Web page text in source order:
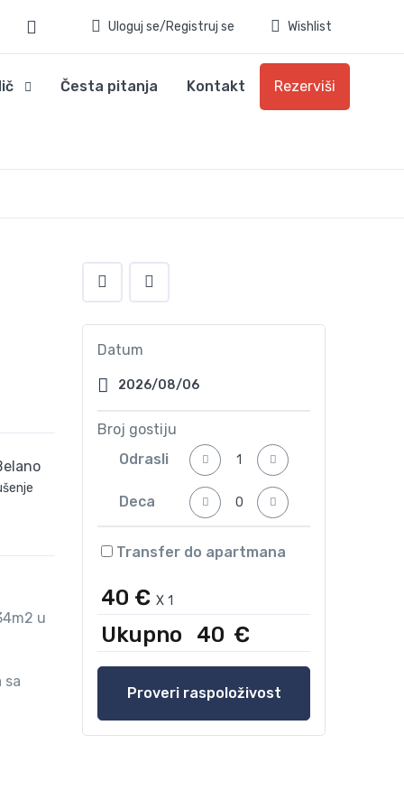
Uloguj se/Registruj se Wishlist
Česta pitanja Kontakt Rezerviši
u
sa
Datum
Broj gostiju
Odrasli
Deca
Transfer do apartmana
40 € X 1
Ukupno 40 €
Proveri raspoloživost